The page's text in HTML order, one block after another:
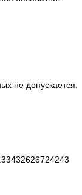
не допускается.